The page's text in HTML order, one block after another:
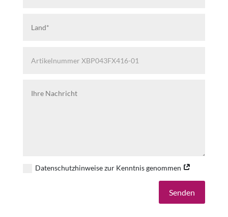
Datenschutzhinweise zur Kenntnis genommen
Senden